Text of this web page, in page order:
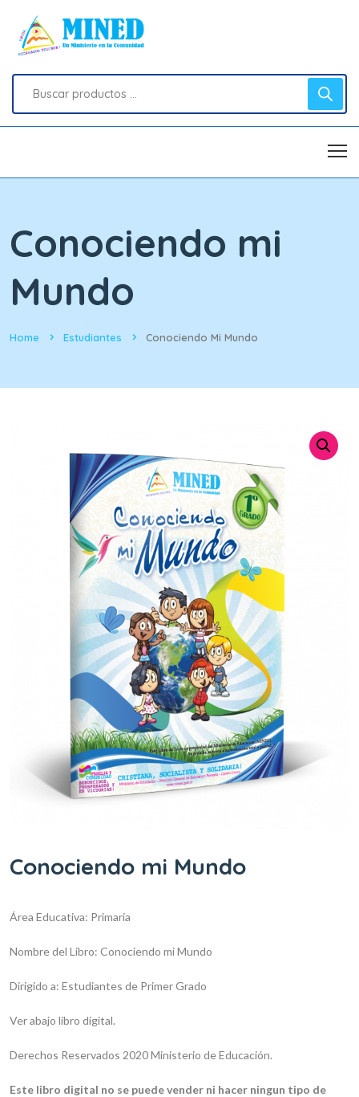
Conociendo mi
Mundo
Home Estudiantes Conociendo Mi Mundo
Conociendo mi Mundo
Área Educativa: Primaria
Nombre del Libro: Conociendo mi Mundo
Dirigido a: Estudiantes de Primer Grado
Ver abajo libro digital.
Derechos Reservados 2020 Ministerio de Educación.
Este libro digital no se puede vender ni hacer ningun tipo de